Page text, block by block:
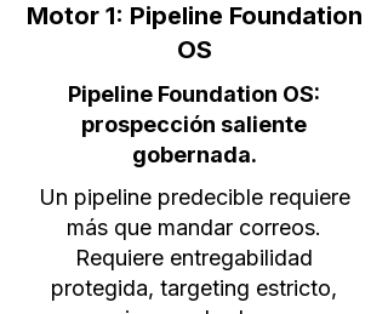
Motor 1: Pipeline Foundation
OS
Pipeline Foundation OS:
prospección saliente
gobernada.
Un pipeline predecible requiere
más que mandar correos.
Requiere entregabilidad
protegida, targeting estricto,